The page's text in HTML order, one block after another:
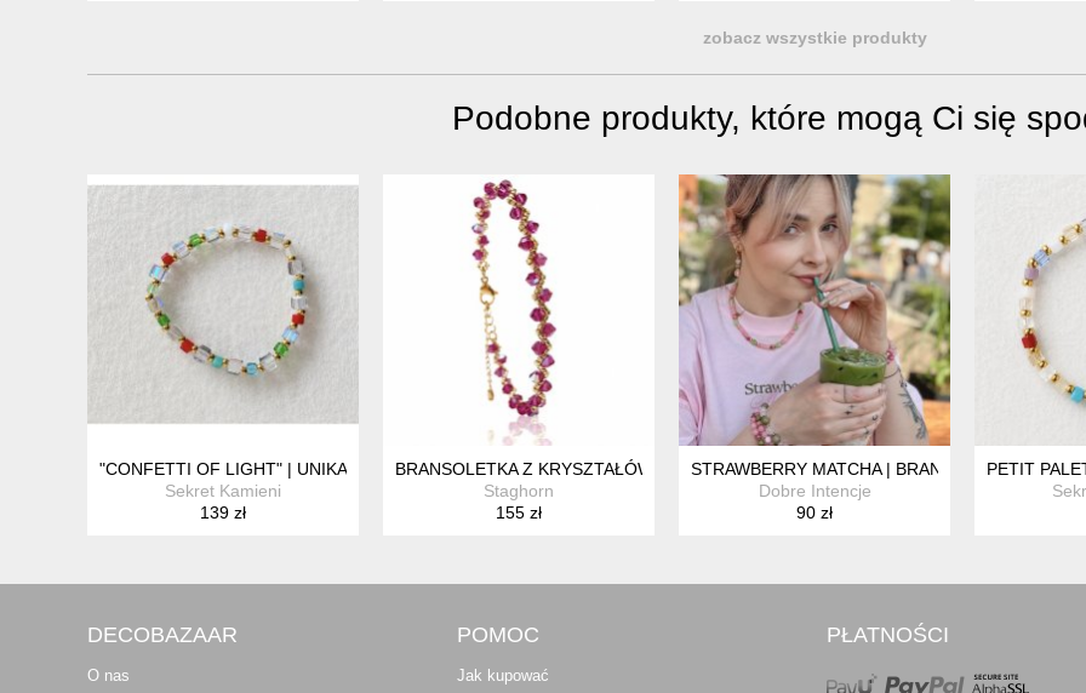
zobacz wszystkie produkty
Podobne produkty, które mogą Ci się
"CONFETTI OF LIGHT" | UNIKATOWA BRANSOLETKA Z CZESKICH KRYSZTAŁÓW
Sekret Kamieni
139 zł
BRANSOLETKA Z KRYSZTAŁÓW PRECIOSA FUCHSIA AB
Staghorn
155 zł
STRAWBERRY MATCHA | BRANSOLETKA
Dobre Intencje
90 zł
PETIT
DECOBAZAAR
O nas
POMOC
Jak kupować
PŁATNOŚCI